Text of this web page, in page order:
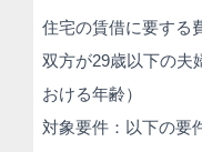
住宅の賃借に要する
双方が29歳以下の夫
おける年齢）
対象要件：以下の要